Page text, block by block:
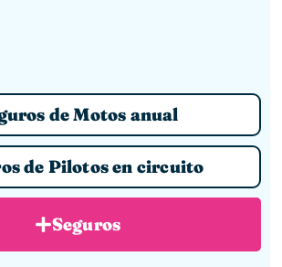
de Motos anual
de Pilotos en circuito
Seguros